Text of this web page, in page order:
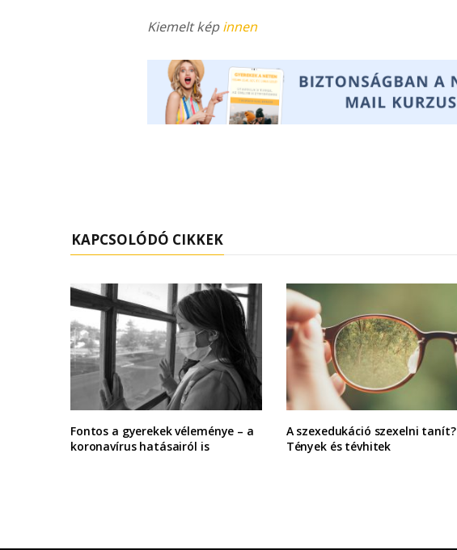
Kiemelt képinnen
KAPCSOLÓDÓ CIKKEK
Fontos a gyerekek véleménye – a
koronavírus hatásairól is
A szexedukáció szexelni tanít?
Tények és tévhitek